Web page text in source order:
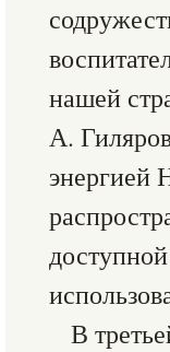
нашей
А.
энергией
В